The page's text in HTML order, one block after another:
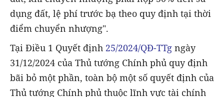
dụng đất, lệ phí trước bạ theo quy định tại thời
điểm chuyển nhượng".
Tại Điều 1 Quyết định 25/2024/QĐ-TTg ngày
31/12/2024 của Thủ tướng Chính phủ quy định
bãi bỏ một phần, toàn bộ một số quyết định của
Thủ tướng Chính phủ thuộc lĩnh vực tài chính